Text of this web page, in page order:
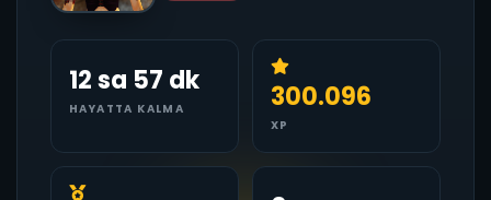
12 sa 57 dk
HAYATTA KALMA 300.096
XP